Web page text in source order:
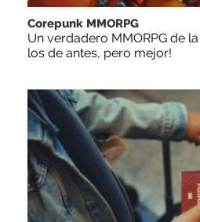
Corepunk MMORPG
Un verdadero MMORPG de
los de antes, pero mejor!